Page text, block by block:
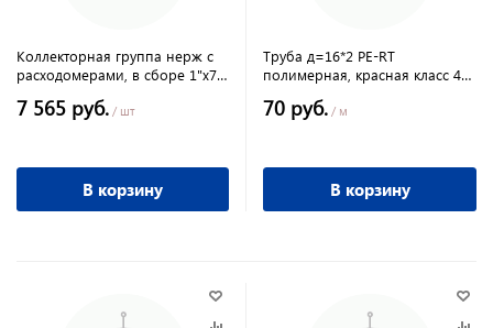
Коллекторная группа нерж с
расходомерами, в сборе 1"х7
7 565 руб. / шт
В корзину
Труба д=16*2 PE-RT
полимерная, красная класс 4-8
70 руб. / м
В корзину